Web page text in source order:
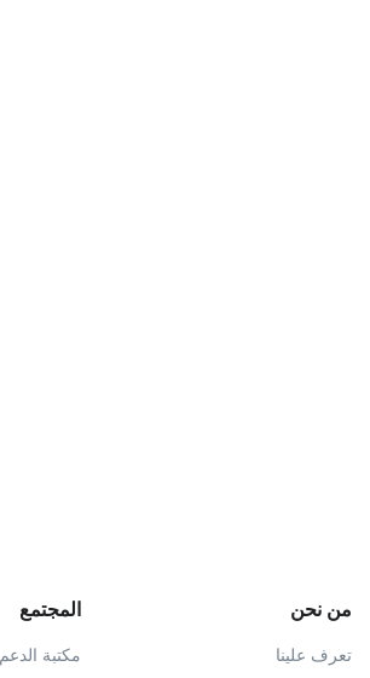
من نحن
تعرف علينا
المجتمع
مكتبة الدعم